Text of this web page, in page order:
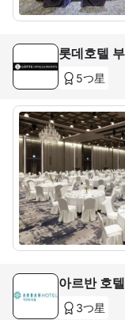
롯데호텔
5つ星
아르반 호텔
3つ星